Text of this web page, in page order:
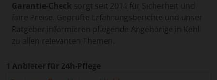
Garantie-Check sorgt seit 2014 für Sicherheit und
faire Preise. Geprüfte Erfahrungsberichte und unser
Ratgeber informieren pflegende Angehörige in Kehl
zu allen relevanten Themen.
1 Anbieter für 24h-Pflege